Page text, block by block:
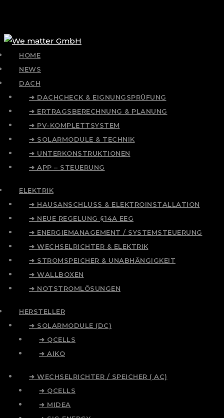
HOME
NEWS
DACH
➜ DACHCHECK & EIGNUNGSPRÜFUNG
➜ ERTRAGSBERECHNUNG & PLANUNG
➜ PV-KOMPLETTSYSTEM
➜ SOLARMODULE & TECHNIK
➜ UNTERKONSTRUKTIONEN
➜ APP – STEUERUNG
ELEKTRIK
➜ HAUSANSCHLUSS & ELEKTROINSTALLATION
➜ NEUE REGELUNG §14A EEG
➜ ENERGIEMANAGEMENT / SYSTEMSTEUERUNG
➜ WECHSELRICHTER & ELEKTRIK
➜ STROMSPEICHER & UNABHÄNGIGKEIT
➜ WALLBOXEN
➜ NOTSTROMLÖSUNGEN
HERSTELLER
➜ SOLARMODULE (DC)
➜ QCELLS
➜ AIKO
➜ WECHSELRICHTER / SPEICHER ( AC)
➜ QCELLS
➜ MIDEA